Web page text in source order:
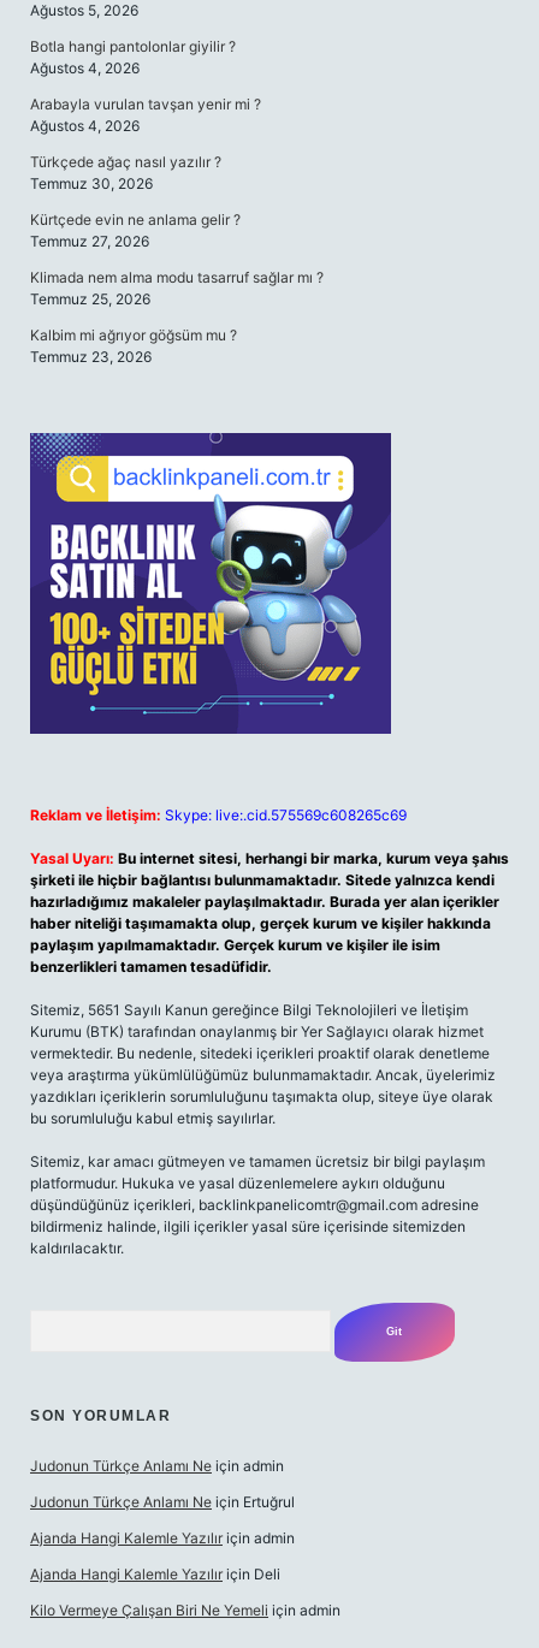
Ağustos 5, 2026
Botla hangi pantolonlar giyilir ?
Ağustos 4, 2026
Arabayla vurulan tavşan yenir mi ?
Ağustos 4, 2026
Türkçede ağaç nasıl yazılır ?
Temmuz 30, 2026
Kürtçede evin ne anlama gelir ?
Temmuz 27, 2026
Klimada nem alma modu tasarruf sağlar mı ?
Temmuz 25, 2026
Kalbim mi ağrıyor göğsüm mu ?
Temmuz 23, 2026
Reklam ve İletişim: Skype: live:.cid.575569c608265c69
Yasal Uyarı: Bu internet sitesi, herhangi bir marka, kurum veya şahıs
şirketi ile hiçbir bağlantısı bulunmamaktadır. Sitede yalnızca kendi
hazırladığımız makaleler paylaşılmaktadır. Burada yer alan içerikler
haber niteliği taşımamakta olup, gerçek kurum ve kişiler hakkında
paylaşım yapılmamaktadır. Gerçek kurum ve kişiler ile isim
benzerlikleri tamamen tesadüfidir.
Sitemiz, 5651 Sayılı Kanun gereğince Bilgi Teknolojileri ve İletişim
Kurumu (BTK) tarafından onaylanmış bir Yer Sağlayıcı olarak hizmet
vermektedir. Bu nedenle, sitedeki içerikleri proaktif olarak denetleme
veya araştırma yükümlülüğümüz bulunmamaktadır. Ancak, üyelerimiz
yazdıkları içeriklerin sorumluluğunu taşımakta olup, siteye üye olarak
bu sorumluluğu kabul etmiş sayılırlar.
Sitemiz, kar amacı gütmeyen ve tamamen ücretsiz bir bilgi paylaşım
platformudur. Hukuka ve yasal düzenlemelere aykırı olduğunu
düşündüğünüz içerikleri, backlinkpanelicomtr@gmail.com adresine
bildirmeniz halinde, ilgili içerikler yasal süre içerisinde sitemizden
kaldırılacaktır.
SON YORUMLAR
Judonun Türkçe Anlamı Ne için admin
Judonun Türkçe Anlamı Ne için Ertuğrul
Ajanda Hangi Kalemle Yazılır için admin
Ajanda Hangi Kalemle Yazılır için Deli
Kilo Vermeye Çalışan Biri Ne Yemeli için admin